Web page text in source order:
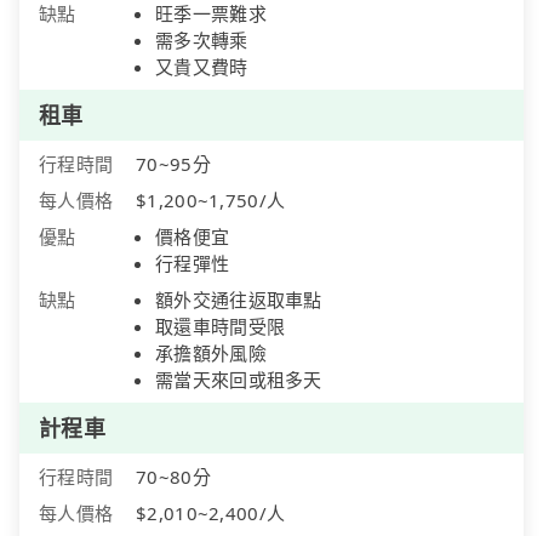
缺點
旺季一票難求
需多次轉乘
又貴又費時
租車
行程時間
70~95分
每人價格
$1,200~1,750/人
優點
價格便宜
行程彈性
缺點
額外交通往返取車點
取還車時間受限
承擔額外風險
需當天來回或租多天
計程車
行程時間
70~80分
每人價格
$2,010~2,400/人